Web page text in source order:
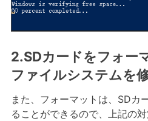
2.SDカードをフォー
ファイルシステムを
また、フォーマットは、SDカ
ることができるので、上記の